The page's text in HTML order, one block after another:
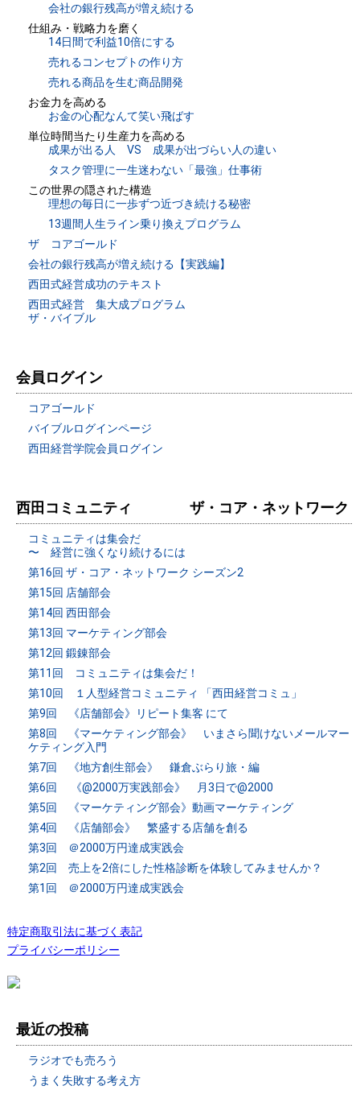
会社の銀行残高が増え続ける
仕組み・戦略力を磨く
14日間で利益10倍にする
売れるコンセプトの作り方
売れる商品を生む商品開発
お金力を高める
お金の心配なんて笑い飛ばす
単位時間当たり生産力を高める
成果が出る人 VS 成果が出づらい人の違い
タスク管理に一生迷わない「最強」仕事術
この世界の隠された構造
理想の毎日に一歩ずつ近づき続ける秘密
13週間人生ライン乗り換えプログラム
ザ コアゴールド
会社の銀行残高が増え続ける【実践編】
西田式経営成功のテキスト
西田式経営 集大成プログラム
ザ・バイブル
会員ログイン
コアゴールド
バイブルログインページ
西田経営学院会員ログイン
西田コミュニティ ザ・コア・ネットワーク
コミュニティは集会だ
〜 経営に強くなり続けるには
第16回 ザ・コア・ネットワーク シーズン2
第15回 店舗部会
第14回 西田部会
第13回 マーケティング部会
第12回 鍛錬部会
第11回 コミュニティは集会だ！
第10回 １人型経営コミュニティ 「西田経営コミュ」
第9回 《店舗部会》リピート集客 にて
第8回 《マーケティング部会》 いまさら聞けないメールマー
ケティング入門
第7回 《地方創生部会》 鎌倉ぶらり旅・編
第6回 《@2000万実践部会》 月3日で@2000
第5回 《マーケティング部会》動画マーケティング
第4回 《店舗部会》 繁盛する店舗を創る
第3回 ＠2000万円達成実践会
第2回 売上を2倍にした性格診断を体験してみませんか？
第1回 ＠2000万円達成実践会
特定商取引法に基づく表記
プライバシーポリシー
最近の投稿
ラジオでも売ろう
うまく失敗する考え方